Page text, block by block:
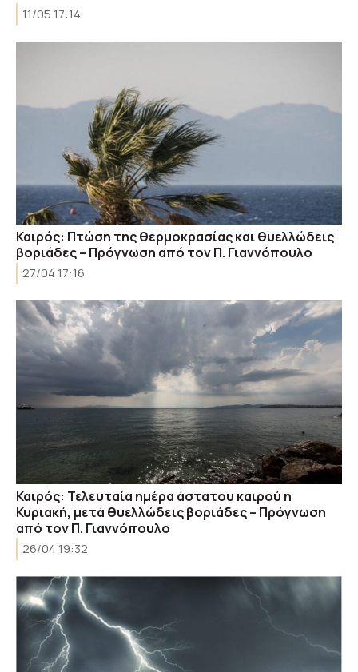
11/05 17:14
Καιρός: Πτώση της θερμοκρασίας και θυελλώδεις
βοριάδες – Πρόγνωση από τον Π. Γιαννόπουλο
27/04 17:16
Καιρός: Τελευταία ημέρα άστατου καιρού η
Κυριακή, μετά θυελλώδεις βοριάδες – Πρόγνωση
από τον Π. Γιαννόπουλο
26/04 19:32